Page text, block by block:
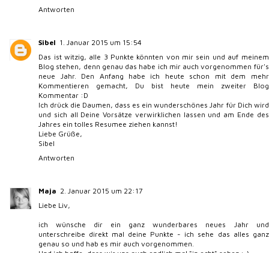
Antworten
Sibel 1. Januar 2015 um 15:54
Das ist witzig, alle 3 Punkte könnten von mir sein und auf meinem
Blog stehen, denn genau das habe ich mir auch vorgenommen für's
neue Jahr. Den Anfang habe ich heute schon mit dem mehr
Kommentieren gemacht, Du bist heute mein zweiter Blog
Kommentar :D
Ich drück die Daumen, dass es ein wunderschönes Jahr für Dich wird
und sich all Deine Vorsätze verwirklichen lassen und am Ende des
Jahres ein tolles Resumee ziehen kannst!
Liebe Grüße,
Sibel
Antworten
Maja 2. Januar 2015 um 22:17
Liebe Liv,
ich wünsche dir ein ganz wunderbares neues Jahr und
unterschreibe direkt mal deine Punkte - ich sehe das alles ganz
genau so und hab es mir auch vorgenommen.